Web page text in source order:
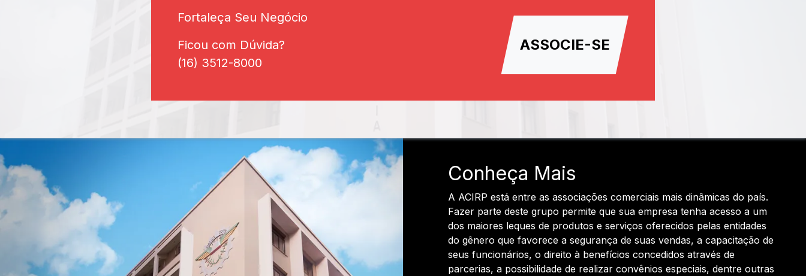
Fortaleça Seu Negócio
Ficou com Dúvida?
(16) 3512-8000
ASSOCIE-SE
Conheça Mais
A ACIRP está entre as associações comerciais mais dinâmicas do país.
Fazer parte deste grupo permite que sua empresa tenha acesso a um
dos maiores leques de produtos e serviços oferecidos pelas entidades
do gênero que favorece a segurança de suas vendas, a capacitação de
seus funcionários, o direito à benefícios concedidos através de
parcerias, a possibilidade de realizar convênios especiais, dentre outras